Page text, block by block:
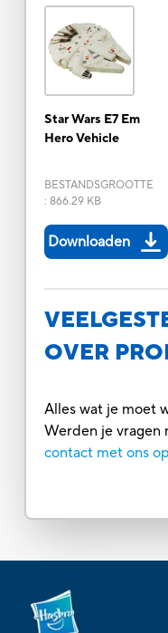
Star Wars E7 Em
Hero Vehicle
BESTANDSGROOTTE
: 866.29 KB
Downloaden
OVER
Alles wat je moet
Werden je vragen
contact met ons